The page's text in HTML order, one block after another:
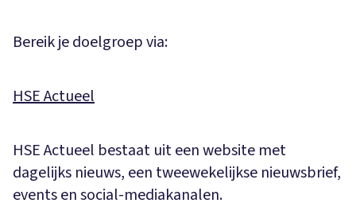
Bereik je doelgroep via:
HSE Actueel
HSE Actueel bestaat uit een website met
dagelijks nieuws, een tweewekelijkse nieuwsbrief,
events en social-mediakanalen.